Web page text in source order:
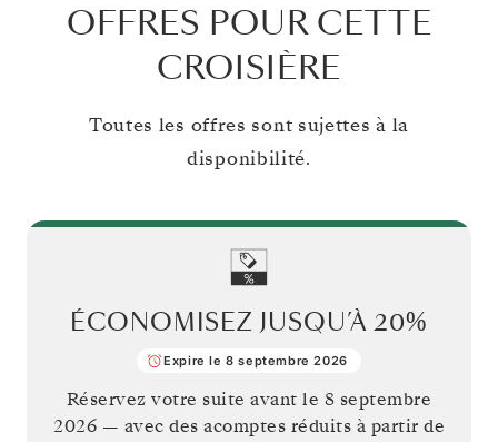
OFFRES POUR CETTE
CROISIÈRE
Toutes les offres sont sujettes à la
disponibilité.
ÉCONOMISEZ JUSQU’À 20%
Expire le 8 septembre 2026
Réservez votre suite avant le 8 septembre
2026 — avec des acomptes réduits à partir de